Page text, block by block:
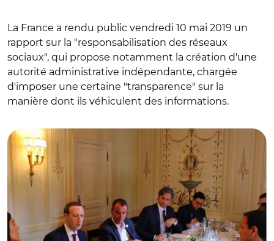
La France a rendu public vendredi 10 mai 2019 un
rapport sur la "responsabilisation des réseaux
sociaux", qui propose notamment la création d'une
autorité administrative indépendante, chargée
d'imposer une certaine "transparence" sur la
manière dont ils véhiculent des informations.
© @cedric_o / Réunion de travail des fonctionnaires
français et de Cédric O, secrétaire d’Etat chargé du